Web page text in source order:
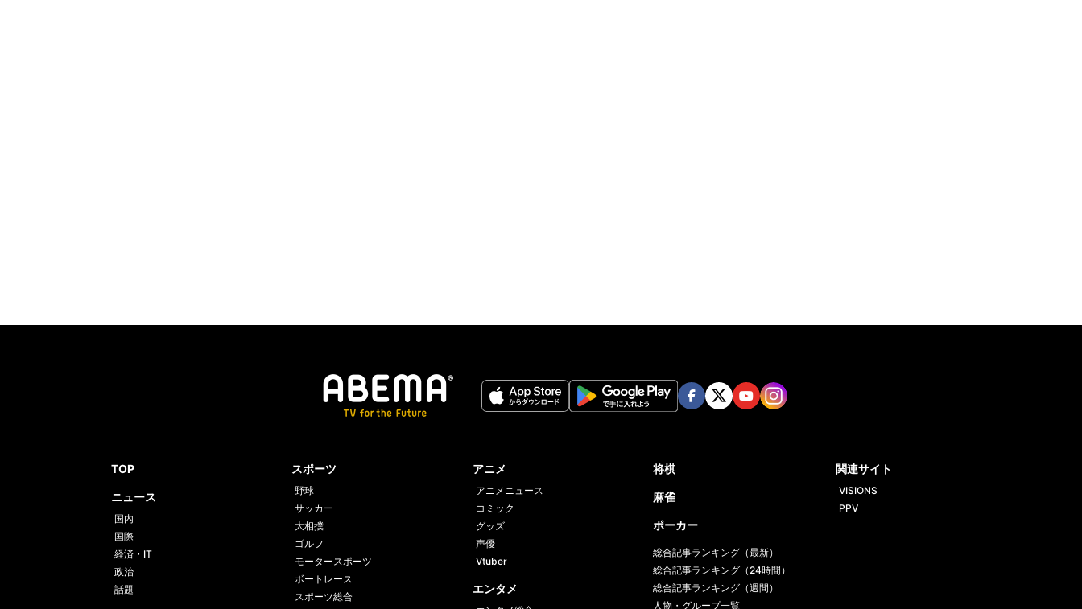
TOP
ニュース
国内
国際
経済・IT
政治
話題
スポーツ
野球
サッカー
大相撲
ゴルフ
モータースポーツ
ボートレース
スポーツ総合
アニメ
アニメニュース
コミック
グッズ
声優
Vtuber
エンタメ
将棋
麻雀
ポーカー
総合記事ランキング（最新）
総合記事ランキング（24時間）
総合記事ランキング（週間）
人物・グループ一覧
関連サイト
VISIONS
PPV